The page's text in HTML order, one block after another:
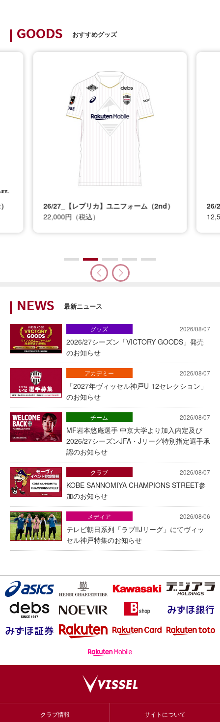
GOODS おすすめグッズ
26/27_【レプリカ】ユニフォーム（2nd）
22,000円（税込）
26/
NEWS 最新ニュース
2026/08/07
2026/27シーズン「VICTORY GOODS」発売
のお知らせ
グッズ
2026/08/07
「2027年ヴィッセル神戸U-12セレクション」
のお知らせ
アカデミー
2026/08/07
MF岩本悠庵選手 中京大学より加入内定及び
2026/27シーズンJFA・Jリーグ特別指定選手承
認のお知らせ
チーム
2026/08/07
KOBE SANNOMIYA CHAMPIONS STREET参
加のお知らせ
クラブ
2026/08/06
テレビ朝日系列「ラブ!!Jリーグ」にてヴィッ
セル神戸特集のお知らせ
メディア
クラブ情報 サイトについて